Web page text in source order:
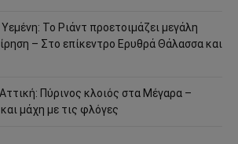
Το Ριάντ προετοιμάζει μεγάλη
– Στο επίκεντρο Ερυθρά Θάλασσα και
Πύρινος κλοιός στα Μέγαρα –
μάχη με τις φλόγες